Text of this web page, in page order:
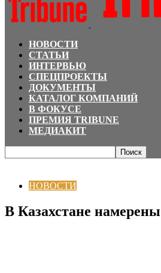
НОВОСТИ
СТАТЬИ
ИНТЕРВЬЮ
СПЕЦПРОЕКТЫ
ДОКУМЕНТЫ
КАТАЛОГ КОМПАНИЙ
В ФОКУСЕ
ПРЕМИЯ TRIBUNE
МЕДИАКИТ
НОВОСТИ
В Казахстане